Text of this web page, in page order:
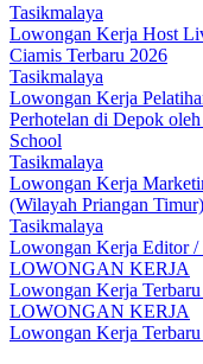
Tasikmalaya
Lowongan Kerja Host
Ciamis Terbaru 2026
Tasikmalaya
Lowongan Kerja
Perhotelan di Depok
School
Tasikmalaya
Lowongan Kerja
(Wilayah Priangan
Tasikmalaya
Lowongan Kerja Editor /
LOWONGAN KERJA
Lowongan Kerja
LOWONGAN KERJA
Lowongan Kerja